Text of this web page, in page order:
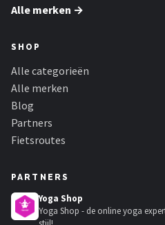
Alle merken →
SHOP
Alle categorieën
Alle merken
Blog
Partners
Fietsroutes
PARTNERS
Yoga Shop
Yoga Shop - de online yoga